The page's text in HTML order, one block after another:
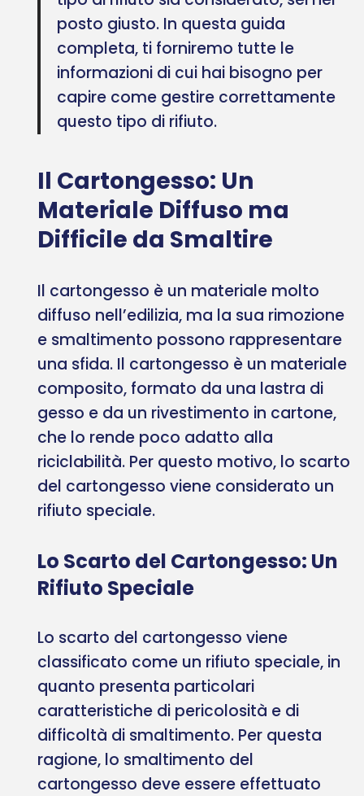
posto giusto. In questa guida
completa, ti forniremo tutte le
informazioni di cui hai bisogno per
capire come gestire correttamente
questo tipo di rifiuto.
Il Cartongesso: Un
Materiale Diffuso ma
Difficile da Smaltire
Il cartongesso è un materiale molto
diffuso nell’edilizia, ma la sua rimozione
e smaltimento possono rappresentare
una sfida. Il cartongesso è un materiale
composito, formato da una lastra di
gesso e da un rivestimento in cartone,
che lo rende poco adatto alla
riciclabilità. Per questo motivo, lo scarto
del cartongesso viene considerato un
rifiuto speciale.
Lo Scarto del Cartongesso: Un
Rifiuto Speciale
Lo scarto del cartongesso viene
classificato come un rifiuto speciale, in
quanto presenta particolari
caratteristiche di pericolosità e di
difficoltà di smaltimento. Per questa
ragione, lo smaltimento del
cartongesso deve essere effettuato